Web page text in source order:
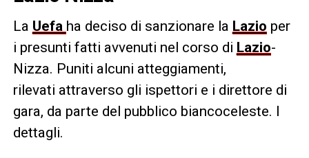
La Uefa ha deciso di sanzionare la Lazio per
i presunti fatti avvenuti nel corso di Lazio-
Nizza. Puniti alcuni atteggiamenti,
rilevati attraverso gli ispettori e i direttore di
gara, da parte del pubblico biancoceleste. I
dettagli.